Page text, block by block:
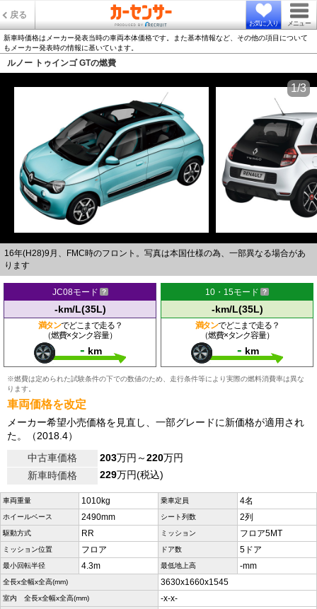
戻る
お気に入り メニュー
新車時価格はメーカー発表当時の車両本体価格です。また基本情報など、その他の項目について
もメーカー発表時の情報に基いています。
ルノー トゥインゴ GTの燃費
16年(H28)9月、FMC時のフロント。写真は本国仕様の為、一部異なる場合があ
ります
1/3
JC08モード
-km/L(35L)
満タンでどこまで走る？
（燃費×タンク容量）
- km
10・15モード
-km/L(35L)
満タンでどこまで走る？
（燃費×タンク容量）
- km
※燃費は定められた試験条件の下での数値のため、走行条件等により実際の燃料消費率は異な
ります。
車両価格を改定
メーカー希望小売価格を見直し、一部グレードに新価格が適用され
た。（2018.4）
中古車価格
203万円～220万円
新車時価格
229万円(税込)
車両重量 1010kg 乗車定員 4名
ホイールベース 2490mm シート列数 2列
駆動方式 RR ミッション フロア5MT
ミッション位置 フロア ドア数 5ドア
最小回転半径 4.3m 最低地上高 -mm
全長x全幅x全高(mm) 3630x1660x1545
室内 全長x全幅x全高(mm) -x-x-